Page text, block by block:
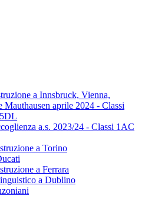
a Innsbruck, Vienna,
Mauthausen aprile 2024 - Classi
a.s. 2023/24 - Classi 1AC
a Torino
a Ferrara
a Dublino